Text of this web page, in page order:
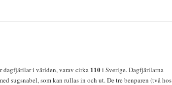
dagfjärilar i världen, varav cirka 110i Sverige. Dagfjärilarna
sugsnabel, som kan rullas in och ut. De tre benparen (två hos